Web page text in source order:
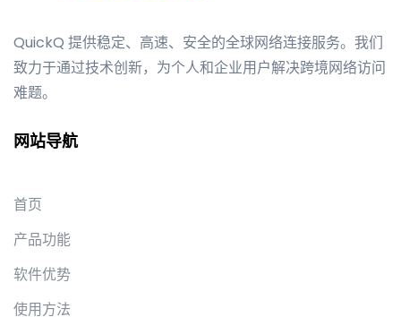
QuickQ 提供稳定、高速、安全的全球网络连接服务。我们
致力于通过技术创新，为个人和企业用户解决跨境网络访问
难题。
网站导航
首页
产品功能
软件优势
使用方法